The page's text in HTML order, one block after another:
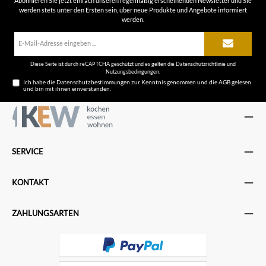
werden stets unter den Ersten sein, über neue Produkte und Angebote informiert
werden.
Diese Seite ist durch reCAPTCHA geschützt und es gelten dieDatenschutzrichtlinieund
Nutzungsbedingungen
Ich habe dieDatenschutzbestimmungen zur Kenntnis genommen und dieAGBgelesen
und bin mit ihnen einverstanden.
SERVICE
KONTAKT
ZAHLUNGSARTEN